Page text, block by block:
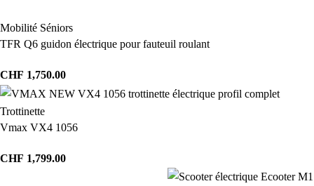
Mobilité Séniors
TFR Q6 guidon électrique pour fauteuil roulant
CHF 1,750.00
Trottinette
Vmax VX4 1056
CHF 1,799.00